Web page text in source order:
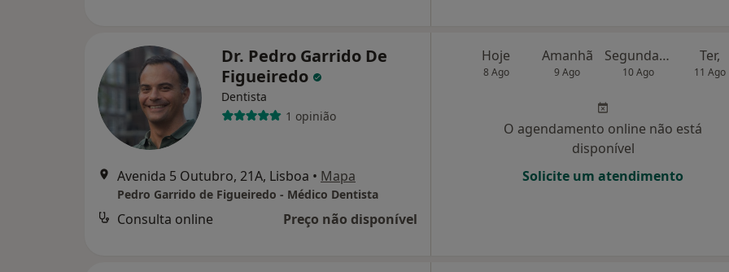
Dr. Pedro Garrido De
Figueiredo
Dentista
1 opinião
Avenida 5 Outubro, 21A, Lisboa • Mapa
Pedro Garrido de Figueiredo - Médico Dentista
Consulta online Preço não disponível
Hoje
8 Ago
Amanhã
9 Ago
Segunda-feira
10 Ago
Ter,
11 Ago
O agendamento online não está
disponível
Solicite um atendimento